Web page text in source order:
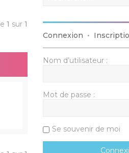
1 sur1
Connexion •
Nom d’utilisateur :
Mot de passe :
Se souvenir de moi